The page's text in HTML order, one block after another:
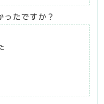
ったですか？